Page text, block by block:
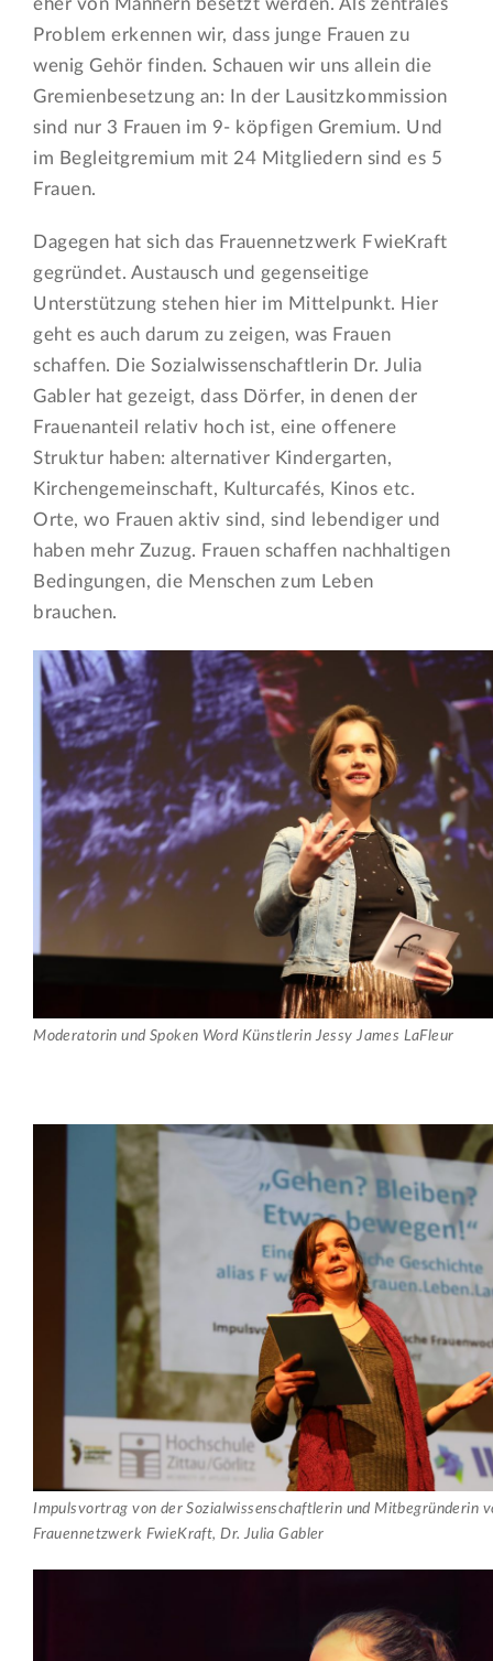
eher von Männern besetzt werden. Als zentrales
Problem erkennen wir, dass junge Frauen zu
wenig Gehör finden. Schauen wir uns allein die
Gremienbesetzung an: In der Lausitzkommission
sind nur 3 Frauen im 9- köpfigen Gremium. Und
im Begleitgremium mit 24 Mitgliedern sind es 5
Frauen.
Dagegen hat sich das Frauennetzwerk FwieKraft
gegründet. Austausch und gegenseitige
Unterstützung stehen hier im Mittelpunkt. Hier
geht es auch darum zu zeigen, was Frauen
schaffen. Die Sozialwissenschaftlerin Dr. Julia
Gabler hat gezeigt, dass Dörfer, in denen der
Frauenanteil relativ hoch ist, eine offenere
Struktur haben: alternativer Kindergarten,
Kirchengemeinschaft, Kulturcafés, Kinos etc.
Orte, wo Frauen aktiv sind, sind lebendiger und
haben mehr Zuzug. Frauen schaffen nachhaltigen
Bedingungen, die Menschen zum Leben
brauchen.
Moderatorin und Spoken Word Künstlerin Jessy James LaFleur
Impulsvortrag von der Sozialwissenschaftlerin und Mitbegründerin
Frauennetzwerk FwieKraft, Dr. Julia Gabler